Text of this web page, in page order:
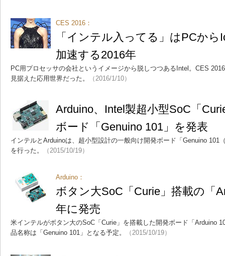
CES 2016：
「インテル入ってる」はPCか
加速する2016年
PC用プロセッサの会社というイメージから脱しつつあるIntel。CES
見据えた応用世界だった。
（2016/1/10）
Arduino、Intel製超小型SoC「
ボード「Genuino 101」を発表
インテルとArduinoは、超小型設計の一般向け開発ボード「Genuino 101
を行った。
（2015/10/19）
Arduino：
ボタン大SoC「Curie」搭載の「
年に発売
米インテルがボタン大のSoC「Curie」を搭載した開発ボード「Arduino
品名称は「Genuino 101」となる予定。
（2015/10/19）